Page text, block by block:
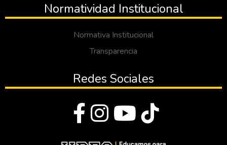
Normatividad Institucional
Normativa Institucional
Transparencia
Redes Sociales